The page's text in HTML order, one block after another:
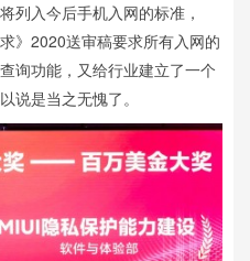
列入今后手机入网的标准，
》2020送审稿要求所有入网的
询功能，又给行业建立了一个
说是当之无愧了。